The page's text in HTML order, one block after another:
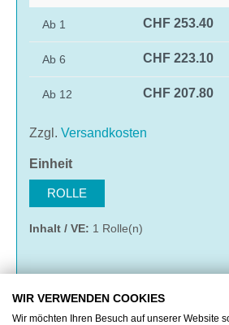
Ab 1 CHF 253.40
Ab 6 CHF 223.10
Ab 12 CHF 207.80
Zzgl. Versandkosten
Einheitauswählen
ROLLE
Inhalt / VE: 1 Rolle(n)
IN DEN
WIR VERWENDEN COOKIES
Wir möchten Ihren Besuch auf unserer Website